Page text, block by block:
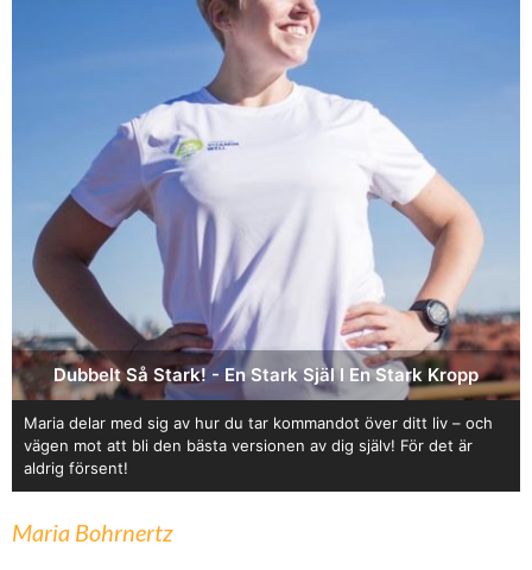
Dubbelt Så Stark! - En Stark Själ I En Stark Kropp
Maria delar med sig av hur du tar kommandot över ditt liv – och
vägen mot att bli den bästa versionen av dig själv! För det är
aldrig försent!
Maria Bohrnertz